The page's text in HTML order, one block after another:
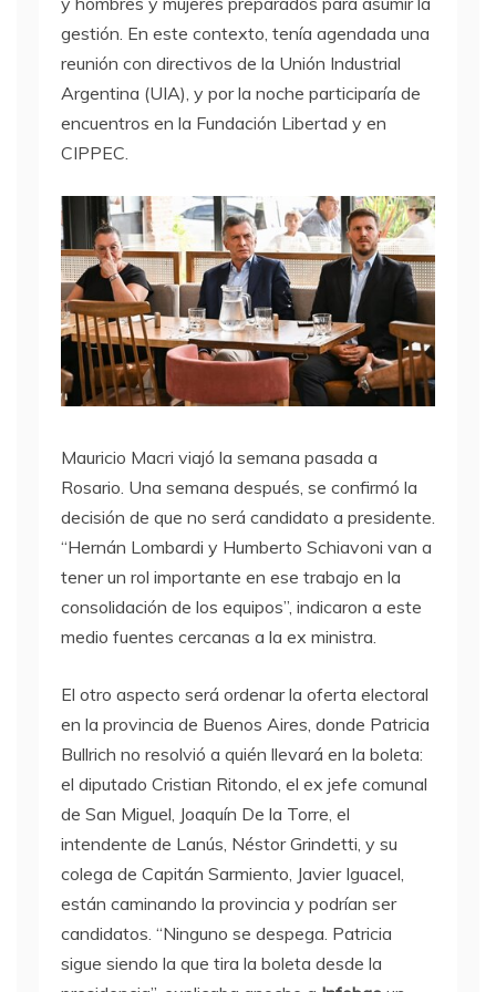
gestión. En este contexto, tenía agendada una
reunión con directivos de la Unión Industrial
Argentina (UIA), y por la noche participaría de
encuentros en la Fundación Libertad y en
CIPPEC.
Mauricio Macri viajó la semana pasada a
Rosario. Una semana después, se confirmó la
decisión de que no será candidato a presidente.
“Hernán Lombardi y Humberto Schiavoni van a
tener un rol importante en ese trabajo en la
consolidación de los equipos”, indicaron a este
medio fuentes cercanas a la ex ministra.
El otro aspecto será ordenar la oferta electoral
en la provincia de Buenos Aires, donde Patricia
Bullrich no resolvió a quién llevará en la boleta:
el diputado Cristian Ritondo, el ex jefe comunal
de San Miguel, Joaquín De la Torre, el
intendente de Lanús, Néstor Grindetti, y su
colega de Capitán Sarmiento, Javier Iguacel,
están caminando la provincia y podrían ser
candidatos. “Ninguno se despega. Patricia
sigue siendo la que tira la boleta desde la